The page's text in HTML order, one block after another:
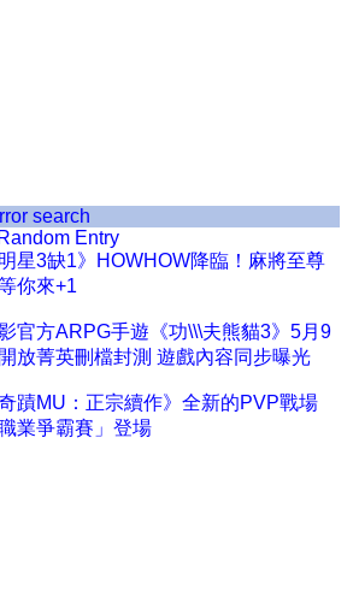
search
Random Entry
明星3缺1》HOWHOW降臨！麻將至尊
你來+1
官方ARPG手遊《功\\\夫熊貓3》5月9
放菁英刪檔封測 遊戲內容同步曝光
奇蹟MU：正宗續作》全新的PVP戰場
職業爭霸賽」登場